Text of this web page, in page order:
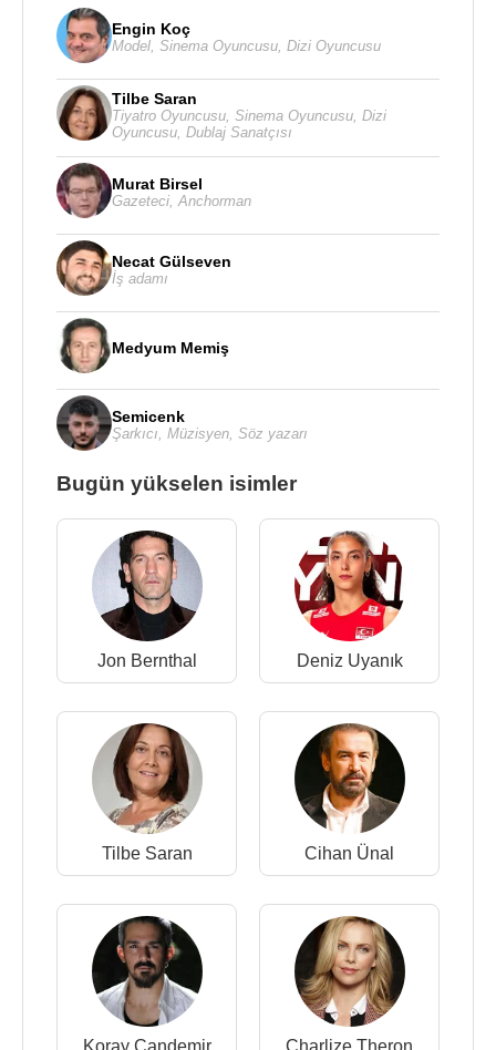
Engin Koç
Model, Sinema Oyuncusu, Dizi Oyuncusu
Tilbe Saran
Tiyatro Oyuncusu Sinema Oyuncusu Dizi
Oyuncusu Dublaj Sanatçısı
Murat Birsel
Gazeteci,Anchorman
Necat Gülseven
İş adamı
Medyum Memiş
Semicenk
Şarkıcı, Müzisyen, Söz yazarı
Bugün yükselen isimler
Jon Bernthal Deniz Uyanık
Tilbe Saran Cihan Ünal
Koray Candemir Charlize Theron